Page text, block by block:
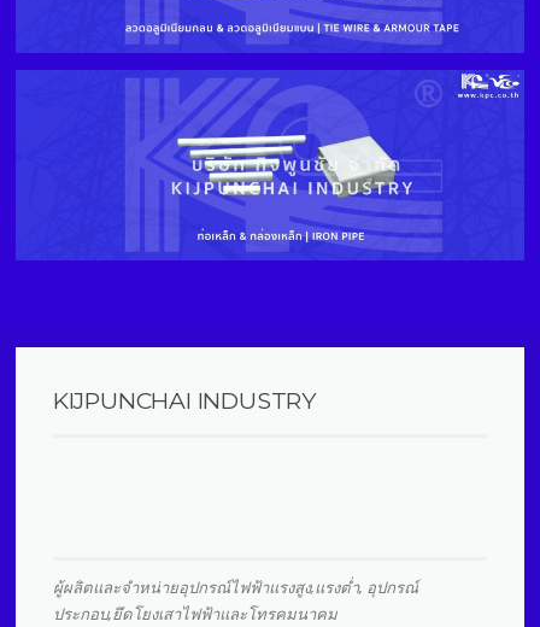
KIJPUNCHAI INDUSTRY
ผู้ผลิตและจําหน่ายอุปกรณ์ไฟฟ้าแรงสูง,แรงตํ่า, อุปกรณ์
ประกอบ,ยึดโยงเสาไฟฟ้าและโทรคมนาคม